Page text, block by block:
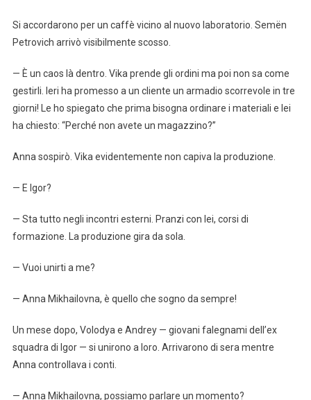
Si accordarono per un caffè vicino al nuovo laboratorio. Semën
Petrovich arrivò visibilmente scosso.
— È un caos là dentro. Vika prende gli ordini ma poi non sa come
gestirli. Ieri ha promesso a un cliente un armadio scorrevole in tre
giorni! Le ho spiegato che prima bisogna ordinare i materiali e lei
ha chiesto: “Perché non avete un magazzino?”
Anna sospirò. Vika evidentemente non capiva la produzione.
— E Igor?
— Sta tutto negli incontri esterni. Pranzi con lei, corsi di
formazione. La produzione gira da sola.
— Vuoi unirti a me?
— Anna Mikhailovna, è quello che sogno da sempre!
Un mese dopo, Volodya e Andrey — giovani falegnami dell’ex
squadra di Igor — si unirono a loro. Arrivarono di sera mentre
Anna controllava i conti.
— Anna Mikhailovna, possiamo parlare un momento?